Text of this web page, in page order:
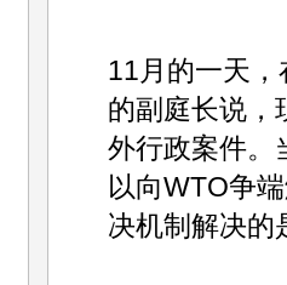
11月的一天
的副庭长说，
外行政案件。
以向WTO争
决机制解决的